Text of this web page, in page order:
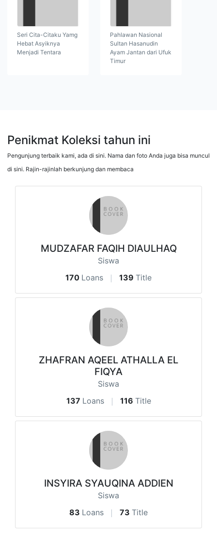
Seri Cita-Citaku Yamg
Hebat Asyiknya
Menjadi Tentara
Pahlawan Nasional
Sultan Hasanudin
Ayam Jantan dari Ufuk
Timur
Penikmat Koleksi tahun ini
Pengunjung terbaik kami, ada di sini. Nama dan foto Anda juga bisa muncul
di sini. Rajin-rajinlah berkunjung dan membaca
MUDZAFAR FAQIH DIAULHAQ
Siswa
170 Loans 139 Title
ZHAFRAN AQEEL ATHALLA EL
FIQYA
Siswa
137 Loans 116 Title
INSYIRA SYAUQINA ADDIEN
Siswa
83 Loans 73 Title